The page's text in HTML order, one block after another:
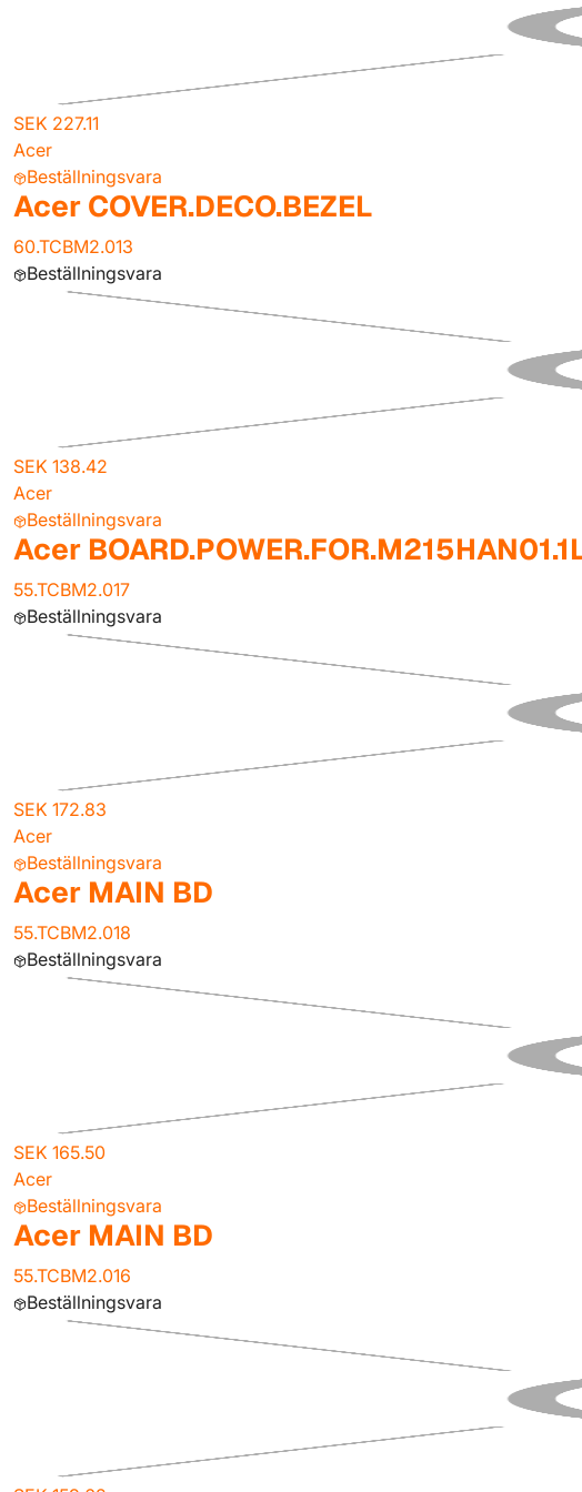
SEK 227.11
Acer
Beställningsvara
Acer COVER.DECO.BEZEL
60.TCBM2.013
Beställningsvara
SEK 138.42
Acer
Beställningsvara
Acer
55.TCBM2.017
Beställningsvara
SEK 172.83
Acer
Beställningsvara
Acer MAIN BD
55.TCBM2.018
Beställningsvara
SEK 165.50
Acer
Beställningsvara
Acer MAIN BD
55.TCBM2.016
Beställningsvara